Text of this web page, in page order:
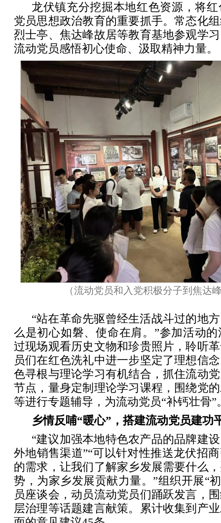
龙伏镇充分挖掘本地红色资源，将
党员思想政治教育的重要抓手。常态化
烈士亭、焦达峰故居等教育基地参观学
流动党员感悟初心使命、汲取精神力量。
（流动党员和入党积极分子到焦达
“站在革命先驱曾经生活战斗过的地
么是初心如磐、使命在肩。”参加活动
过现场观看历史文物和珍贵照片，聆听
员们在红色洗礼中进一步坚定了理想信
色寻根与理论学习有机结合，抓住流动
节点，量身定制理论学习课程，围绕党
等进行专题辅导，为流动党员“补钙壮骨”
乡情反哺“暖心”，搭建流动党员建功
“建议加强本地特色农产品的品牌建
外地销售渠道”“可以针对性推送龙伏招
的需求，让我们了解家乡发展需要什么
势，为家乡发展贡献力量。”组织开展“
员座谈会，动员流动党员们踊跃发言，
层治理等话题建言献策。累计收集到产